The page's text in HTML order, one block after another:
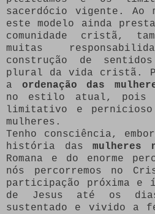
sacerdócio vigente. Ao
este modelo ainda
comunidade cristã,
muitas
construção de
plural da vida cristã.
a ordenação das
no estilo atual, pois
limitativo e pernicioso
mulheres.
Tenho consciência,
história dasmulheres
Romana e do enorme
nós percorremos no
participação próxima e
de Jesus até os
sustentado e vivido a